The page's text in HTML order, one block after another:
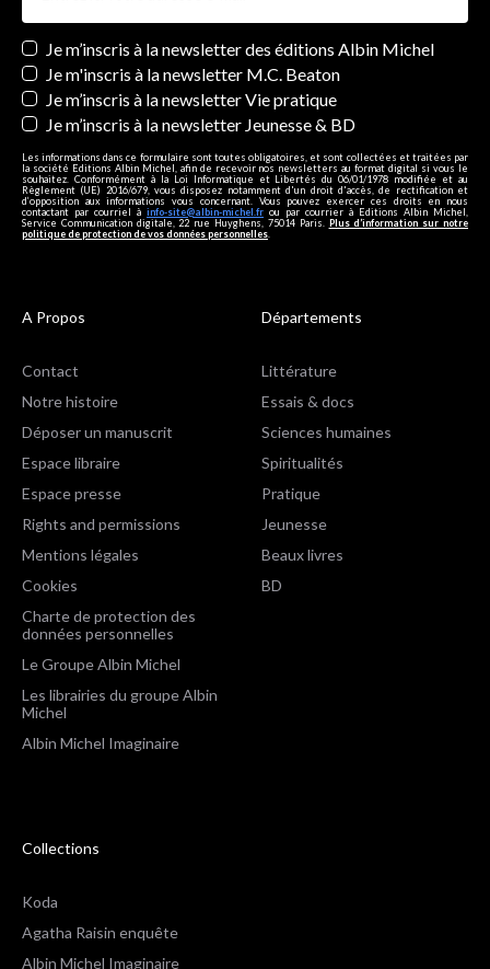
Newsletters
Je m’inscris à la newsletter des éditions Albin Michel
Je m'inscris à la newsletter M.C. Beaton
Je m’inscris à la newsletter Vie pratique
Je m’inscris à la newsletter Jeunesse & BD
Les informations dans ce formulaire sont toutes obligatoires, et sont collectées et traitées par
la société Editions Albin Michel, afin de recevoir nos newsletters au format digital si vous le
souhaitez. Conformément à la Loi Informatique et Libertés du 06/01/1978 modifiée et au
Règlement (UE) 2016/679, vous disposez notamment d'un droit d'accès, de rectification et
d’opposition aux informations vous concernant. Vous pouvez exercer ces droits en nous
contactant par courriel à info-site@albin-michel.fr ou par courrier à Editions Albin Michel,
Service Communication digitale, 22 rue Huyghens, 75014 Paris. Plus d’information sur notre
politique de protection de vos données personnelles
A Propos
Contact
Notre histoire
Déposer un manuscrit
Espace libraire
Espace presse
Rights and permissions
Mentions légales
Cookies
Charte de protection des
données personnelles
Le Groupe Albin Michel
Les librairies du groupe Albin
Michel
Albin Michel Imaginaire
Départements
Littérature
Essais & docs
Sciences humaines
Spiritualités
Pratique
Jeunesse
Beaux livres
BD
Collections
Koda
Agatha Raisin enquête
Albin Michel Imaginaire